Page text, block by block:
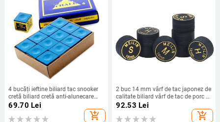
4 bucăți ieftine biliard tac snooker
cretă biliard cretă anti-alunecare
accesorii pentru sport de interior
69.70 Lei
add_shopping_cart
2 buc 14 mm vârf de tac japonez de
calitate biliard vârf de tac de porc 9
straturi vârf de tac de snooker SS
SMH Accesorii de biliard de snooker
92.53 Lei
add_shopping_cart